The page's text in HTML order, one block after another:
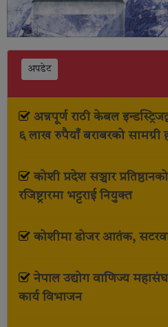
अपडेट
अन्नपूर्ण राठी केबल
६ लाख रुपैयाँ बराबरको सामग्री
कोशी प्रदेश सञ्चार
रजिष्ट्रारमा भट्टराई नियुक्त
कोशीमा डोजर आतंक,
नेपाल उद्योग वाणिज्य महासंघ
कार्य विभाजन